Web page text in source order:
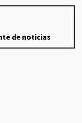
de noticias